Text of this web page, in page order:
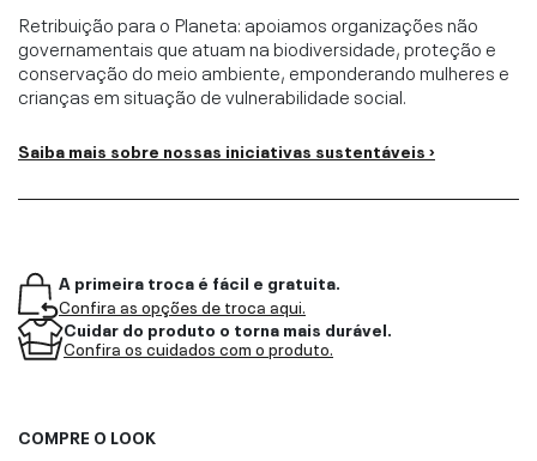
Retribuição para o Planeta: apoiamos organizações não
governamentais que atuam na biodiversidade, proteção e
conservação do meio ambiente, emponderando mulheres e
crianças em situação de vulnerabilidade social.
Saiba mais sobre nossas iniciativas sustentáveis ›
A primeira troca é fácil e gratuita.
Confira as opções de troca aqui.
Cuidar do produto o torna mais durável.
Confira os cuidados com o produto.
COMPRE O LOOK